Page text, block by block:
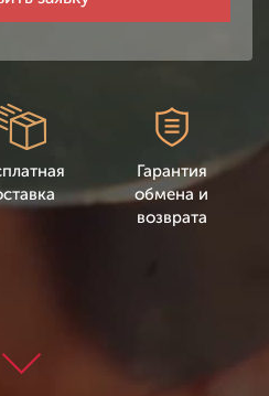
Гарантия
обмена и
возврата